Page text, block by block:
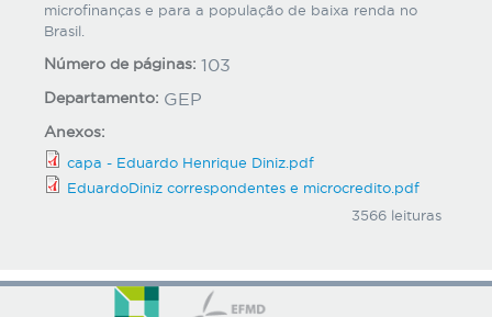
microfinanças e para a população de baixa renda no
Brasil.
Número de páginas: 103
Departamento: GEP
Anexos:
capa - Eduardo Henrique Diniz.pdf
EduardoDiniz correspondentes e microcredito.pdf
3566 leituras